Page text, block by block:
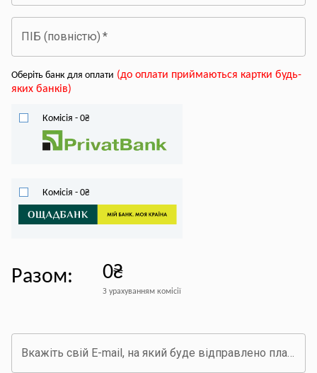
ПІБ (повністю) *
Оберіть банк для оплати (до оплати приймаються картки будь-
яких банків)
Комісія - 0₴
Комісія - 0₴
Разом: 0₴
З урахуванням комісії
Вкажіть свій E-mail, на який буде відправлено платіжний документ про оплату